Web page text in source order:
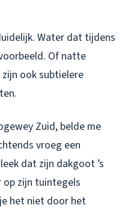
Water dat tijdens
Of natte
zijn ook subtielere
Zuid, belde me
vroeg een
dat zijn dakgoot ’s
zijn tuintegels
het niet door het